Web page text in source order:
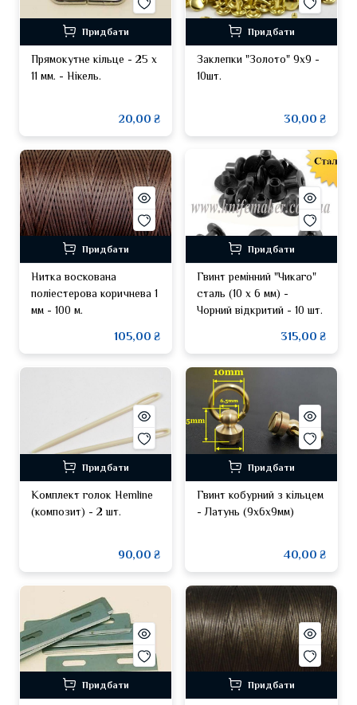
Придбати
Прямокутне кільце - 25 х
11 мм. - Нікель.
20,00 ₴
Придбати
Заклепки "Золото" 9x9 -
10шт.
30,00 ₴
Придбати
Нитка воскована
поліестерова коричнева 1
мм - 100 м.
105,00 ₴
Придбати
Гвинт ремінний "Чикаго"
сталь (10 х 6 мм) -
Чорний відкритий - 10 шт.
315,00 ₴
Придбати
Комплект голок Hemline
(композит) - 2 шт.
90,00 ₴
Придбати
Гвинт кобурний з кільцем
- Латунь (9х6х9мм)
40,00 ₴
Придбати Придбати